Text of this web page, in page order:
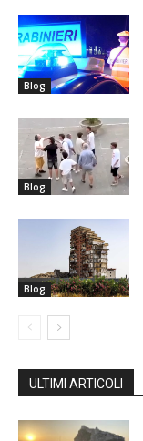
Blog
Blog
Blog
ULTIMI ARTICOLI